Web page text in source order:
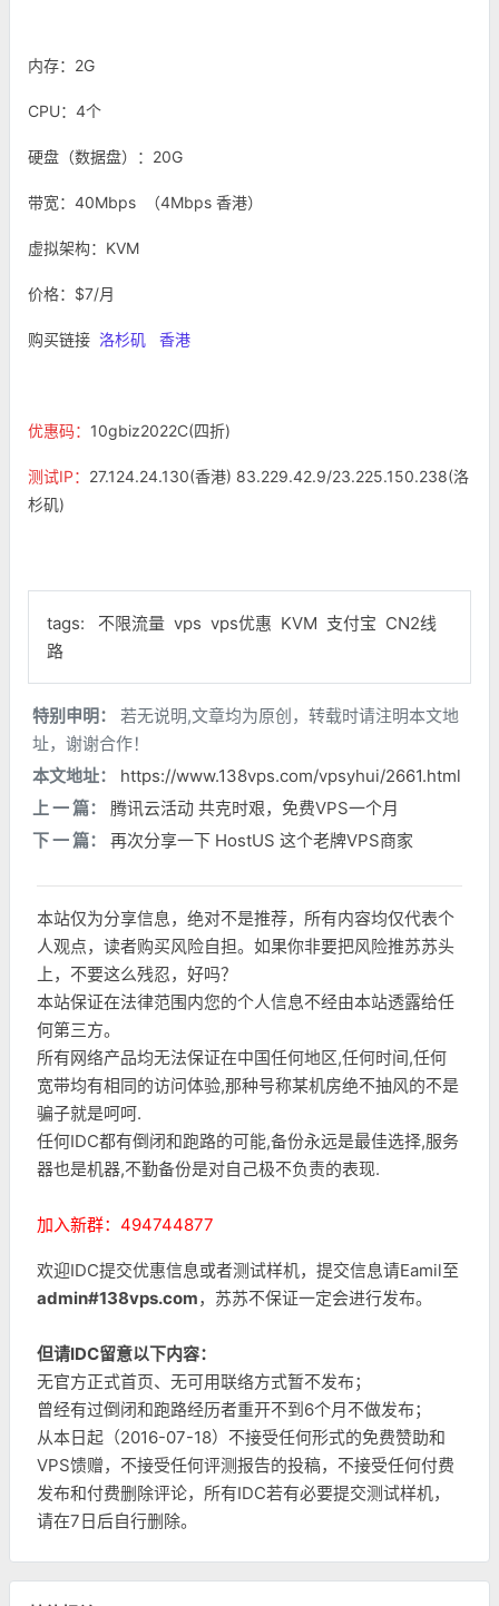
内存：2G
CPU：4个
硬盘（数据盘）：20G
带宽：40Mbps （4Mbps 香港）
虚拟架构：KVM
价格：$7/月
购买链接 洛杉矶 香港
优惠码： 10gbiz2022C(四折)
测试IP： 27.124.24.130(香港) 83.229.42.9/23.225.150.238(洛
杉矶)
tags: 不限流量 vps vps优惠 KVM 支付宝 CN2线
路
特别申明：
若无说明,文章均为原创，转载时请注明本文地
址，谢谢合作！
本文地址：
https://www.138vps.com/vpsyhui/2661.html
上 一 篇：
腾讯云活动 共克时艰，免费VPS一个月
下 一 篇：
再次分享一下 HostUS 这个老牌VPS商家
本站仅为分享信息，绝对不是推荐，所有内容均仅代表个
人观点，读者购买风险自担。如果你非要把风险推苏苏头
上，不要这么残忍，好吗？
本站保证在法律范围内您的个人信息不经由本站透露给任
何第三方。
所有网络产品均无法保证在中国任何地区,任何时间,任何
宽带均有相同的访问体验,那种号称某机房绝不抽风的不是
骗子就是呵呵.
任何IDC都有倒闭和跑路的可能,备份永远是最佳选择,服务
器也是机器,不勤备份是对自己极不负责的表现.
加入新群：494744877
欢迎IDC提交优惠信息或者测试样机，提交信息请Eamil至
admin#138vps.com，苏苏不保证一定会进行发布。
但请IDC留意以下内容：
无官方正式首页、无可用联络方式暂不发布；
曾经有过倒闭和跑路经历者重开不到6个月不做发布；
从本日起（2016-07-18）不接受任何形式的免费赞助和
VPS馈赠，不接受任何评测报告的投稿，不接受任何付费
发布和付费删除评论，所有IDC若有必要提交测试样机，
请在7日后自行删除。